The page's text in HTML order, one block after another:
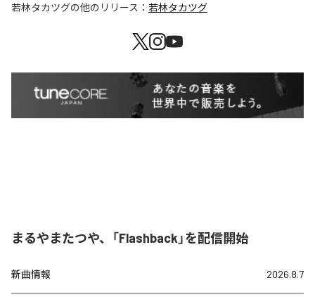
若林タカツグの他のリリース： 若林タカツグ
まるやまたつや、「Flashback」を配信開始
新曲情報 2026.8.7